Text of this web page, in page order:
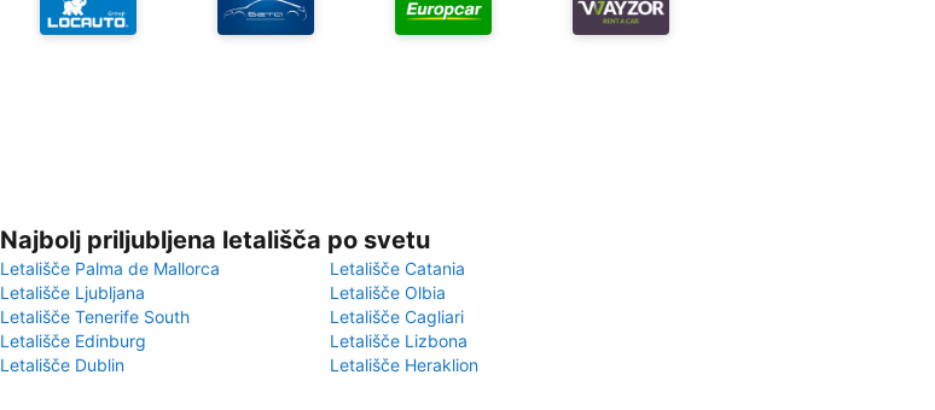
Najbolj priljubljena letališča po svetu
Letališče Palma de Mallorca
Letališče Catania
Letališče Ljubljana
Letališče Olbia
Letališče Tenerife South
Letališče Cagliari
Letališče Edinburg
Letališče Lizbona
Letališče Dublin
Letališče Heraklion